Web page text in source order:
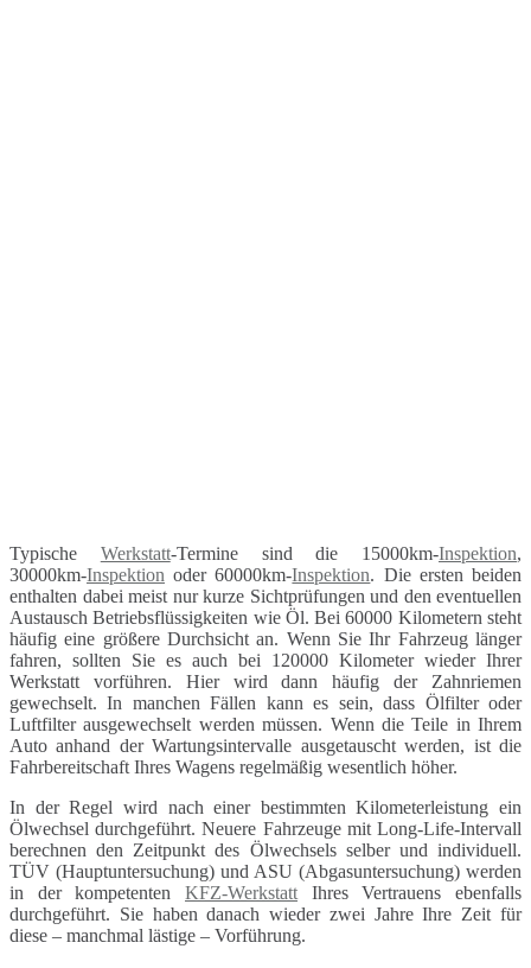
Typische Werkstatt-Termine sind die 15000km-Inspektion,
30000km-Inspektion oder 60000km-Inspektion. Die ersten beiden
enthalten dabei meist nur kurze Sichtprüfungen und den eventuellen
Austausch Betriebsflüssigkeiten wie Öl. Bei 60000 Kilometern steht
häufig eine größere Durchsicht an. Wenn Sie Ihr Fahrzeug länger
fahren, sollten Sie es auch bei 120000 Kilometer wieder Ihrer
Werkstatt vorführen. Hier wird dann häufig der Zahnriemen
gewechselt. In manchen Fällen kann es sein, dass Ölfilter oder
Luftfilter ausgewechselt werden müssen. Wenn die Teile in Ihrem
Auto anhand der Wartungsintervalle ausgetauscht werden, ist die
Fahrbereitschaft Ihres Wagens regelmäßig wesentlich höher.
In der Regel wird nach einer bestimmten Kilometerleistung ein
Ölwechsel durchgeführt. Neuere Fahrzeuge mit Long-Life-Intervall
berechnen den Zeitpunkt des Ölwechsels selber und individuell.
TÜV (Hauptuntersuchung) und ASU (Abgasuntersuchung) werden
in der kompetenten KFZ-Werkstatt Ihres Vertrauens ebenfalls
durchgeführt. Sie haben danach wieder zwei Jahre Ihre Zeit für
diese – manchmal lästige – Vorführung.